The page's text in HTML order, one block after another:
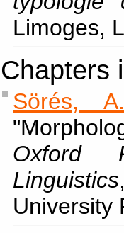
Limoges,
Chapters
Sörés,
Oxford
Linguistics
University